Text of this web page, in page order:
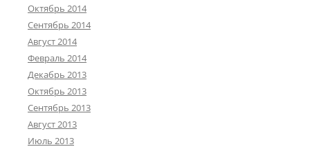
Октябрь 2014
Сентябрь 2014
Август 2014
Февраль 2014
Декабрь 2013
Октябрь 2013
Сентябрь 2013
Август 2013
Июль 2013